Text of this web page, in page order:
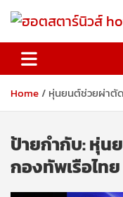
ฮอตสตาร์นิ
Home หุ่นยนต์ช่วยผ่าตั
ป้ายกำกับ:หุ่น
กองทัพเรือไทย